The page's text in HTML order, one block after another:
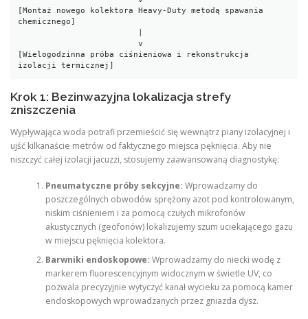
[Montaż nowego kolektora Heavy-Duty metodą spawania
chemicznego]
                         v
[Wielogodzinna próba ciśnieniowa i rekonstrukcja
Krok 1: Bezinwazyjna lokalizacja strefy
zniszczenia
Wypływająca woda potrafi przemieścić się wewnątrz piany izolacyjnej i
ujść kilkanaście metrów od faktycznego miejsca pęknięcia. Aby nie
niszczyć całej izolacji jacuzzi, stosujemy zaawansowaną diagnostykę:
Pneumatyczne próby sekcyjne: Wprowadzamy do
poszczególnych obwodów sprężony azot pod kontrolowanym,
niskim ciśnieniem i za pomocą czułych mikrofonów
akustycznych (geofonów) lokalizujemy szum uciekającego gazu
w miejscu pęknięcia kolektora.
Barwniki endoskopowe: Wprowadzamy do niecki wodę z
markerem fluorescencyjnym widocznym w świetle UV, co
pozwala precyzyjnie wytyczyć kanał wycieku za pomocą kamer
endoskopowych wprowadzanych przez gniazda dysz.